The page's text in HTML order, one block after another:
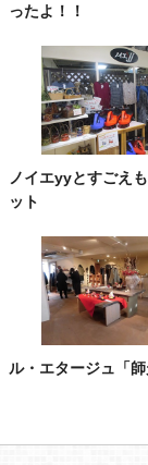
ったよ！！
ノイエyyとすごえ
ット
ル・エタージュ「師